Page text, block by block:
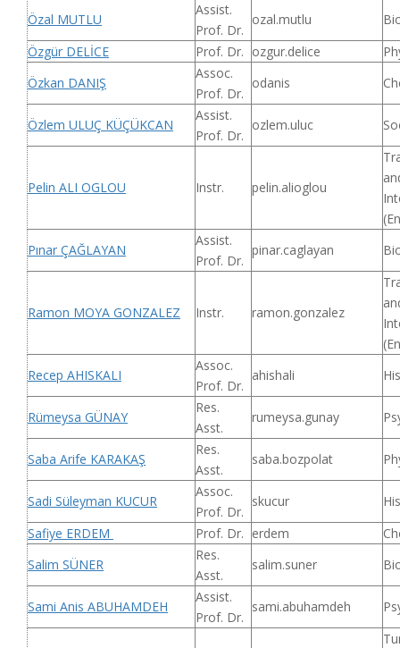
Özal MUTLU
Assist.
Prof. Dr.
ozal.mutlu
Özgür DELİCE
Prof. Dr. ozgur.delice
Özkan DANIŞ
Assoc.
Prof. Dr.
odanis
Özlem ULUÇ KÜÇÜKCAN
Assist.
Prof. Dr.
ozlem.uluc
Pelin ALI OGLOU Instr. pelin.alioglou
Pınar ÇAĞLAYAN
Assist.
Prof. Dr.
pinar.caglayan
Ramon MOYA GONZALEZ Instr. ramon.gonzalez
Recep AHISKALI
Assoc.
Prof. Dr.
ahishali
Rümeysa GÜNAY
Res.
Asst.
rumeysa.gunay
Saba Arife KARAKAŞ
Res.
Asst.
saba.bozpolat
Sadi Süleyman KUCUR
Assoc.
Prof. Dr.
skucur
Safiye ERDEM
Prof. Dr. erdem
Salim SÜNER
Res.
Asst.
salim.suner
Sami Anis ABUHAMDEH
Assist.
Prof. Dr.
sami.abuhamdeh